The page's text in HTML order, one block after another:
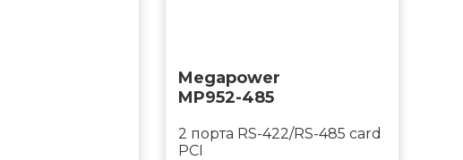
Megapower
MP952-485
2 порта RS-422/RS-485 card
PCI